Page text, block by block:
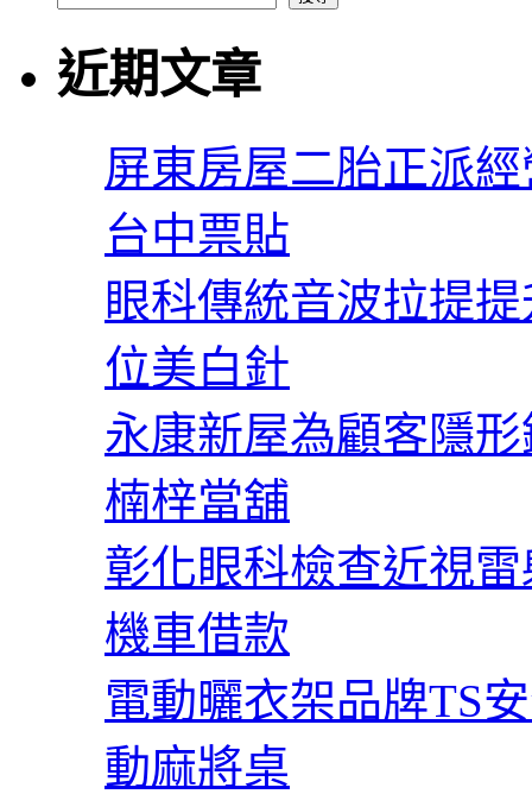
近期文章
屏東房屋二胎正派
台中票貼
眼科傳統音波拉提
位美白針
永康新屋為顧客隱
楠梓當舖
彰化眼科檢查近視
機車借款
電動曬衣架品牌TS
動麻將桌